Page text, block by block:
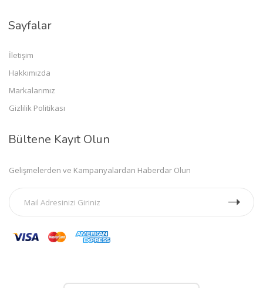
Sayfalar
İletişim
Hakkımızda
Markalarımız
Gizlilik Politikası
Bültene Kayıt Olun
Gelişmelerden ve Kampanyalardan Haberdar Olun